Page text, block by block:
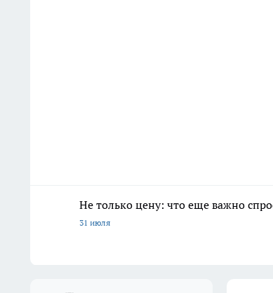
Не только цену: что еще важно
31 июля